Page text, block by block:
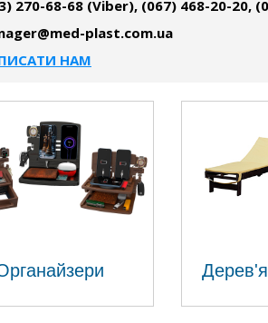
270-68-68 (Viber), (067) 468-20-20,
plast.com.ua
НАМ